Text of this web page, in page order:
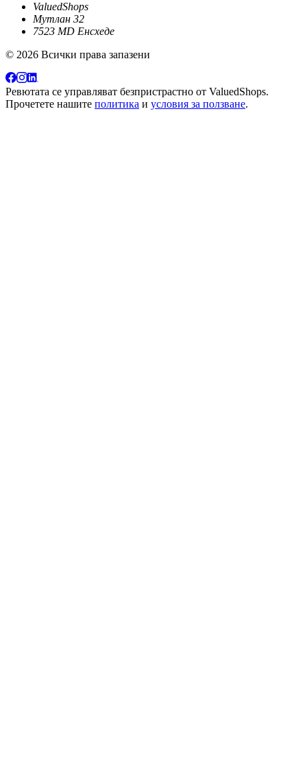
ValuedShops
Мутлан 32
7523 MD Енсхеде
© 2026 Всички права запазени
Ревютата се управляват безпристрастно от ValuedShops.
Прочетете нашите политика и условия за ползване.